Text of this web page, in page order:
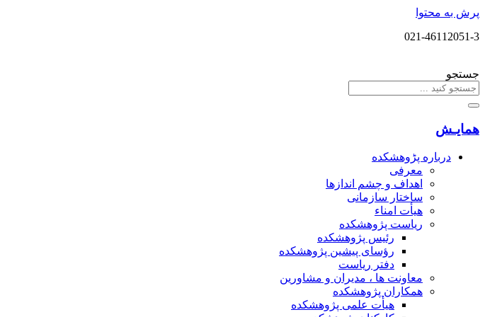
پرش به محتوا
021-46112051-3
جستجو
همایـش
درباره پڑوهشکده
معرفی
اهداف و چشم اندازها
ساختار سازمانی
هیأت امناء
ریاست پژوهشکده
رئیس پژوهشکده
رؤسای پیشین پژوهشکده
دفتر ریاست
معاونت ها ، مدیران و مشاورین
همکاران پژوهشکده
هیأت علمی پژوهشکده